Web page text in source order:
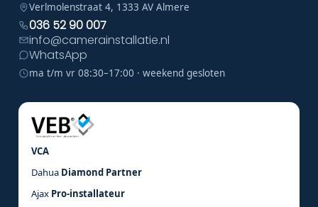
Verlmolenstraat 4, 1333 AV Almere
036 52 90 007
info@camerainstallatie.nl
WhatsApp
ma t/m vr 08:30–17:00 · weekend gesloten
VCA
Dahua Diamond Partner
Ajax Pro-installateur